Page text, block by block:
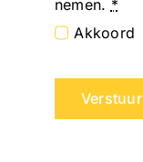
nemen. *
Akkoord
Verstuur